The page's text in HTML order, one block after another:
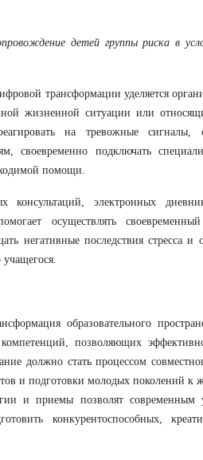
детей группы риска в
трансформации уделяется
жизненной ситуации или
на тревожные сигналы,
своевременно подключать
помощи.
консультаций, электронных
осуществлять
негативные последствия стресса
учащегося.
образовательного
позволяющих
должно стать процессом
и подготовки молодых поколений
и приемы позволят современным
конкурентоспособных,